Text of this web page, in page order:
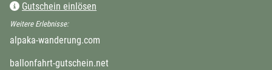
Gutschein einlösen
Weitere Erlebnisse:
alpaka-wanderung.com
ballonfahrt-gutschein.net